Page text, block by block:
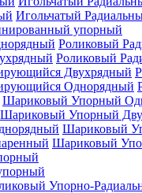
Игольчатый
упорный
Роликовый
Роликовый
Шариковый Упорный
Шариковый Упорный
Шариковый
Шариковый
Упорно-